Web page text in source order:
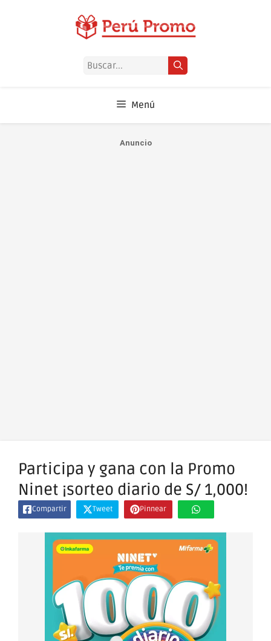
Buscar:
Menú
Anuncio
Participa y gana con la Promo
Ninet ¡sorteo diario de S/ 1,000!
Compartir Tweet Pinnear